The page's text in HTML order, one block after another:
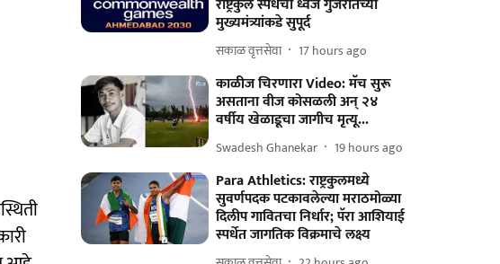
राष्ट्रकुल स्पर्धेचा ध्वज गुजरातच्या
मुख्यमंत्र्यांकडे सुपूर्द
सकाळ वृत्तसेवा 17 hours ago
काळीज चिरणारा Video: मॅच सुरू
असताना वीज कोसळली अन् २४
वर्षीय खेळाडूचा जागीच मृत्यू...
Swadesh Ghanekar 19 hours ago
Para Athletics: राष्ट्रकुलमध्ये
सुवर्णपदक पटकावलेल्या मराठमोळ्या
दिलीप गावितचा निर्धार; पॅरा आशियाई
स्पर्धेत जागतिक विक्रमाचे लक्ष्य